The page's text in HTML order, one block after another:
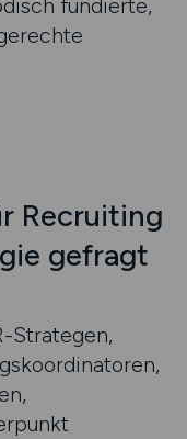
fundierte,
Recruiting
gefragt
Strategen,